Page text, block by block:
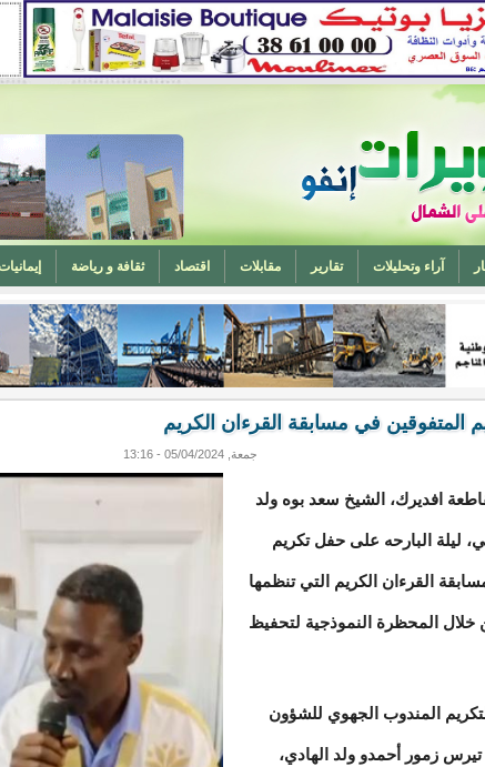
آراء وتحليلات تقارير مقابلات اقتصاد ثقافة و رياضة
مهندسا في الهندسة الميكانيكية من المغرب (تهنئة) ه وزارة الشؤون
المتفوقين في مسابقة القرءان الكريم
جمعة, 05/04/2024 - 13:16
افديرك، الشيخ سعد بوه ولد
ليلة البارحه على حفل تكريم
القرءان الكريم التي تنظمها
خلال المحظرة النموذجية لتحفيظ
المندوب الجهوي للشؤون
تيرس زمور أحمدو ولد الهادي،